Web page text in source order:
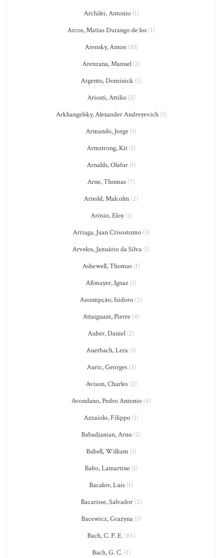
Archilei, Antonio(1)
Arcos, Matías Durango de los (1)
Arensky, Anton(10)
Arenzana, Manuel(2)
Argento, Dominick (1)
Ariosti, Attilio(2)
Arkhangelsky, Alexander Andreyevich(1)
Armando, Jorge (1)
Armstrong, Kit (1)
Arnalds, Olafur(1)
Arne, Thomas (7)
Arnold, Malcolm (2)
Arósio, Eloy(1)
Arriaga, Juan Crisostomo(3)
Arvelos, Januário da Silva (1)
Ashewell, Thomas (1)
Aßmayer, Ignaz (1)
Assumpção, Isidoro (2)
Attaignant, Pierre (4)
Auber, Daniel (2)
Auerbach, Lera(3)
Auric, Georges(3)
Avison, Charles(2)
Avondano, Pedro Antonio (4)
Azzaiolo, Filippo (1)
Babadjanian, Arno (2)
Babell, William(1)
Babo, Lamartine(1)
Bacalov, Luis (1)
Bacarisse, Salvador(2)
Bacewicz, Grażyna(3)
Bach, C. P. E.(85)
Bach, G. C.(1)